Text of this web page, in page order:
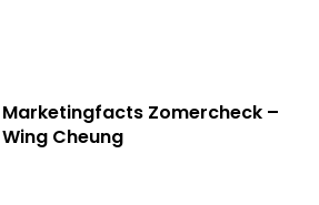
Marketingfacts Zomercheck –
Wing Cheung